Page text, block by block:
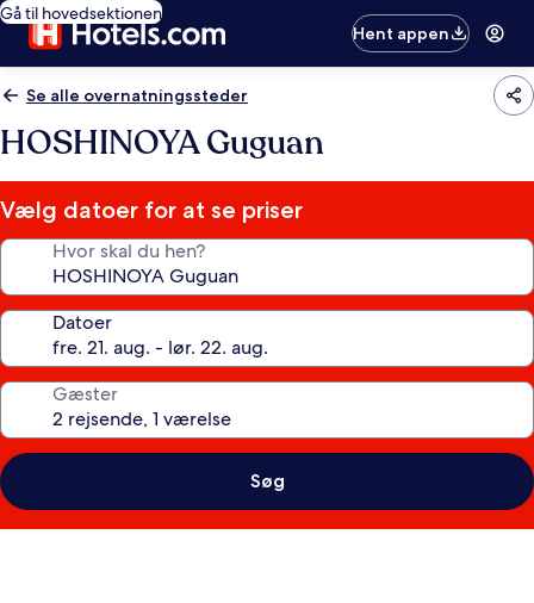
Gå til hovedsektionen
Hent appen
Se alle overnatningssteder
HOSHINOYA Guguan
Vælg datoer for at se priser
Hvor skal du hen?
Datoer
Gæster
Søg